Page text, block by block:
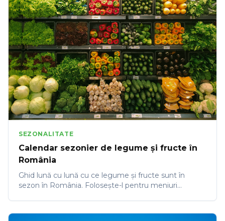
SEZONALITATE
Calendar sezonier de legume și fructe în
România
Ghid lună cu lună cu ce legume și fructe sunt în
sezon în România. Folosește-l pentru meniuri